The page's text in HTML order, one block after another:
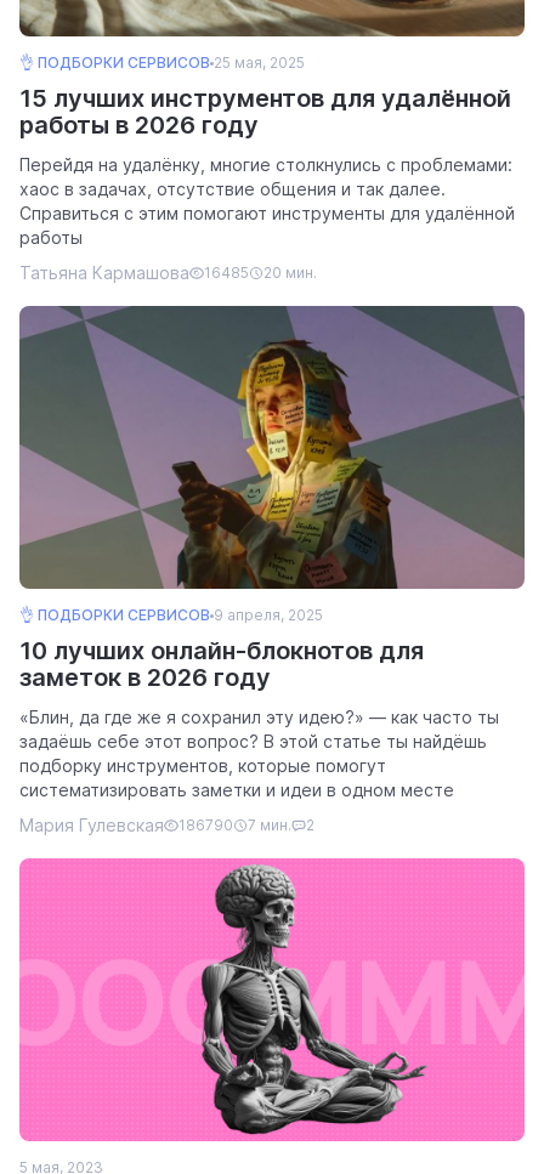
👌 ПОДБОРКИ СЕРВИСОВ 25 мая, 2025
15 лучших инструментов для удалённой
работы в 2026 году
Перейдя на удалёнку, многие столкнулись с проблемами:
хаос в задачах, отсутствие общения и так далее.
Справиться с этим помогают инструменты для удалённой
работы
Татьяна Кармашова
16485 20 мин.
👌 ПОДБОРКИ СЕРВИСОВ 9 апреля, 2025
10 лучших онлайн-блокнотов для
заметок в 2026 году
«Блин, да где же я сохранил эту идею?» — как часто ты
задаёшь себе этот вопрос? В этой статье ты найдёшь
подборку инструментов, которые помогут
систематизировать заметки и идеи в одном месте
Мария Гулевская
186790 7 мин. 2
5 мая, 2023